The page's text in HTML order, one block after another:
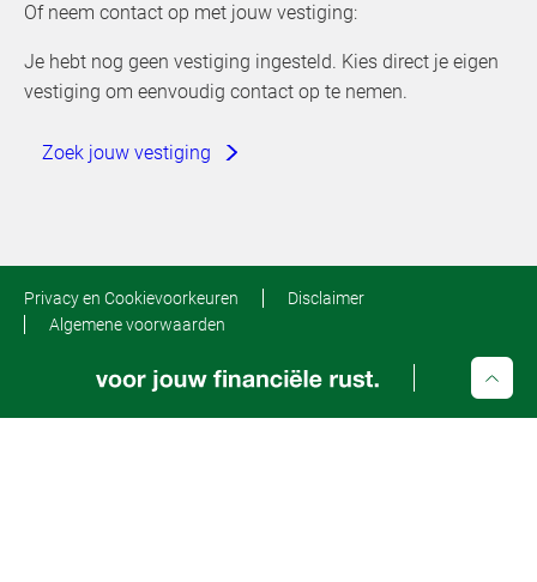
Of neem contact op met jouw vestiging:
Je hebt nog geen vestiging ingesteld. Kies direct je eigen
vestiging om eenvoudig contact op te nemen.
Zoek jouw vestiging
Privacy en Cookievoorkeuren
Disclaimer
Algemene voorwaarden